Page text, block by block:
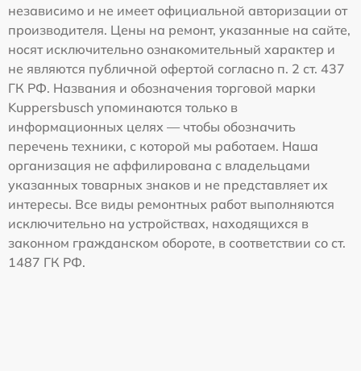
независимо и не имеет официальной авторизации от
производителя. Цены на ремонт, указанные на сайте,
носят исключительно ознакомительный характер и
не являются публичной офертой согласно п. 2 ст. 437
ГК РФ. Названия и обозначения торговой марки
Kuppersbusch упоминаются только в
информационных целях — чтобы обозначить
перечень техники, с которой мы работаем. Наша
организация не аффилирована с владельцами
указанных товарных знаков и не представляет их
интересы. Все виды ремонтных работ выполняются
исключительно на устройствах, находящихся в
законном гражданском обороте, в соответствии со ст.
1487 ГК РФ.